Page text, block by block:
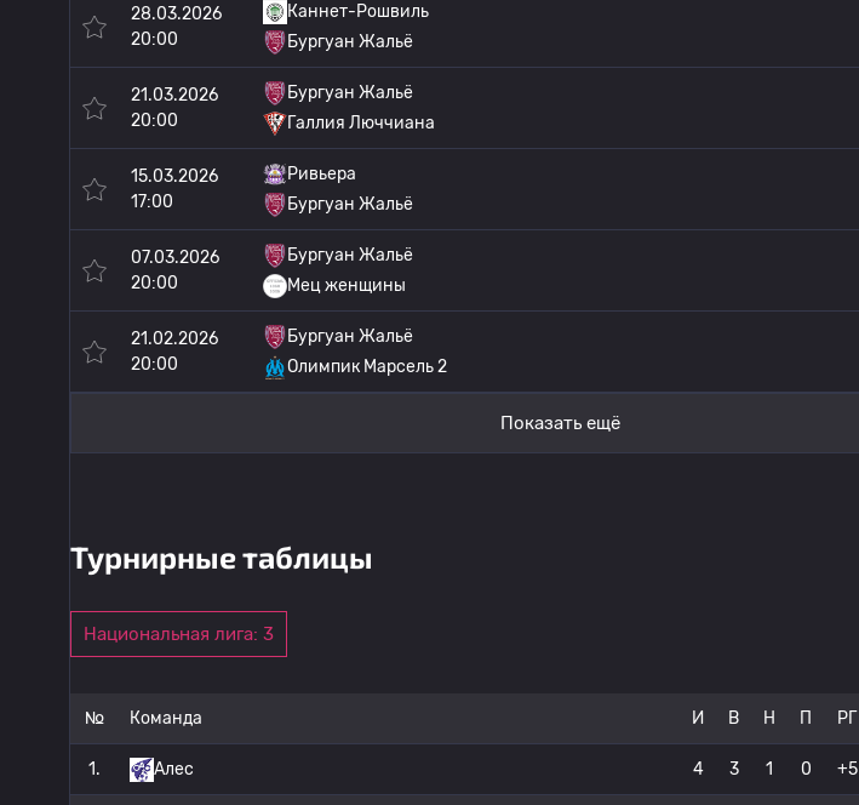
28.03.2026
20:00
Каннет-Рошвиль
Бургуан Жальё
21.03.2026
20:00
Бургуан Жальё
Галлия Люччиана
15.03.2026
17:00
Ривьера
Бургуан Жальё
07.03.2026
20:00
Бургуан Жальё
Мец женщины
21.02.2026
20:00
Бургуан Жальё
Олимпик Марсель 2
Показать ещё
Турнирные таблицы
Национальная лига: 3
№ Команда И В Н П РГ
1. Алес 4 3 1 0 +5